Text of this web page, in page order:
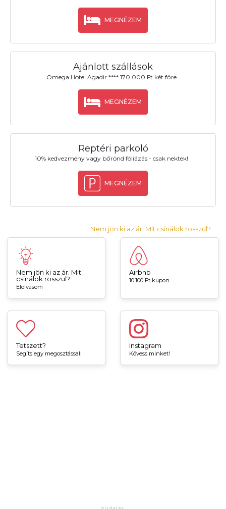
MEGNÉZEM
Ajánlott szállások
Omega Hotel Agadir **** 170.000 Ft két főre
MEGNÉZEM
Reptéri parkoló
10% kedvezmény vagy bőrönd fóliázás - csak nektek!
MEGNÉZEM
Nem jön ki az ár. Mit csinálok rosszul?
Nem jön ki az ár. Mit
csinálok rosszul?
Elolvasom
Airbnb
10.100 Ft kupon
Tetszett?
Segíts egy megosztással!
Instagram
Kövess minket!